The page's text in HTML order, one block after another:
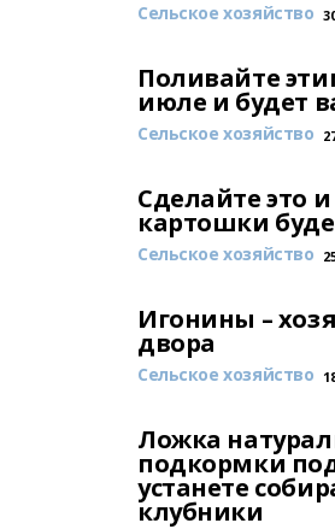
Сельское хозяйство
Поливайте
июле и будет
Сельское хозяйство
Сделайте это
картошки
Сельское хозяйство
Игонины –
двора
Сельское хозяйство
Ложка
подкормки
устанете
клубники